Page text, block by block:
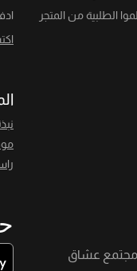
الطلبية من المتجر
مجتمع عشاق